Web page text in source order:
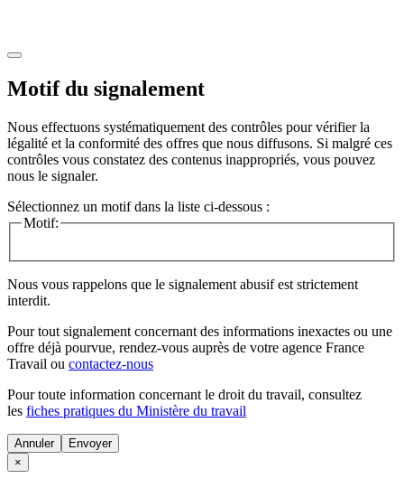
Motif du signalement
Nous effectuons systématiquement des contrôles pour vérifier la
légalité et la conformité des offres que nous diffusons. Si malgré ces
contrôles vous constatez des contenus inappropriés, vous pouvez
nous le signaler.
Sélectionnez un motif dans la liste ci-dessous :
Motif:
Nous vous rappelons que le signalement abusif est strictement
interdit.
Pour tout signalement concernant des informations inexactes ou une
offre déjà pourvue, rendez-vous auprès de votre agence France
Travail ou contactez-nous
Pour toute information concernant le droit du travail, consultez
les fiches pratiques du Ministère du travail
Annuler
×